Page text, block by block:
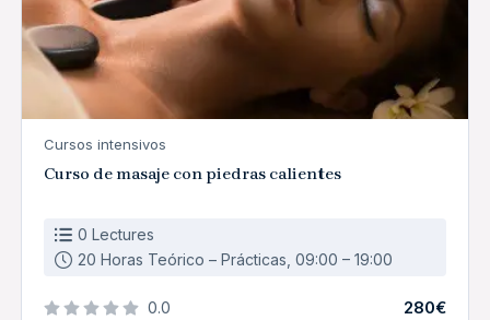
Cursos intensivos
Curso de masaje con piedras calientes
0 Lectures
20 Horas Teórico – Prácticas, 09:00 – 19:00
0.0 280€